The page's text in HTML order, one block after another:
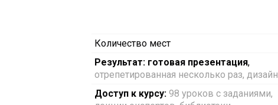
Количество мест
Результат: готовая презентация,
отрепетированная несколько раз, дизайн
Доступ к курсу: 98 уроков с заданиями,